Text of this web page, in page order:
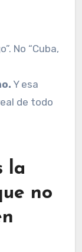
No “Cuba,
Y esa
de todo
la
no